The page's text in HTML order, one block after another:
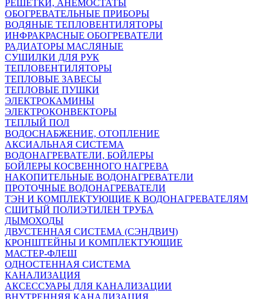
РЕШЁТКИ, АНЕМОСТАТЫ
ОБОГРЕВАТЕЛЬНЫЕ ПРИБОРЫ
ВОДЯНЫЕ ТЕПЛОВЕНТИЛЯТОРЫ
ИНФРАКРАСНЫЕ ОБОГРЕВАТЕЛИ
РАДИАТОРЫ МАСЛЯНЫЕ
СУШИЛКИ ДЛЯ РУК
ТЕПЛОВЕНТИЛЯТОРЫ
ТЕПЛОВЫЕ ЗАВЕСЫ
ТЕПЛОВЫЕ ПУШКИ
ЭЛЕКТРОКАМИНЫ
ЭЛЕКТРОКОНВЕКТОРЫ
ТЕПЛЫЙ ПОЛ
ВОДОСНАБЖЕНИЕ, ОТОПЛЕНИЕ
АКСИАЛЬНАЯ СИСТЕМА
ВОДОНАГРЕВАТЕЛИ, БОЙЛЕРЫ
БОЙЛЕРЫ КОСВЕННОГО НАГРЕВА
НАКОПИТЕЛЬНЫЕ ВОДОНАГРЕВАТЕЛИ
ПРОТОЧНЫЕ ВОДОНАГРЕВАТЕЛИ
ТЭН И КОМПЛЕКТУЮЩИЕ К ВОДОНАГРЕВАТЕЛЯМ
СШИТЫЙ ПОЛИЭТИЛЕН ТРУБА
ДЫМОХОДЫ
ДВУСТЕННАЯ СИСТЕМА (СЭНДВИЧ)
КРОНШТЕЙНЫ И КОМПЛЕКТУЮЩИЕ
МАСТЕР-ФЛЕШ
ОДНОСТЕННАЯ СИСТЕМА
КАНАЛИЗАЦИЯ
АКСЕССУАРЫ ДЛЯ КАНАЛИЗАЦИИ
ВНУТРЕННЯЯ КАНАЛИЗАЦИЯ